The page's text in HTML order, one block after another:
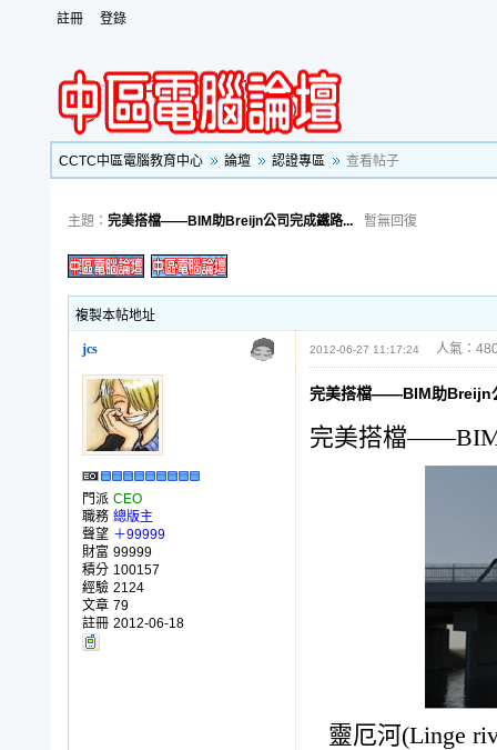
註冊 登錄
CCTC中區電腦教育中心 論壇 認證專區 查看帖子
主題： 完美搭檔——BIM助Breijn公司完成鐵路... 暫無回復
複製本帖地址
jcs 2012-06-27 11:17:24 人氣：
門派 CEO
職務 總版主
聲望 ＋99999
財富 99999
積分 100157
經驗 2124
文章 79
註冊 2012-06-18
完美搭檔——BIM助Breijn
完美搭檔——BIM
靈厄河(Linge